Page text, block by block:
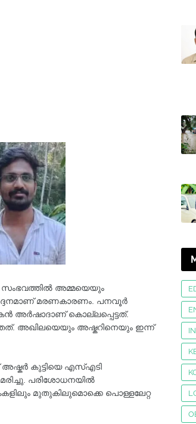
സംഭവത്തിൽ അമ്മയെയും
മരണകാരണം. പനവൂർ
അർഷാദാണ് കൊല്ലപ്പെട്ടത്.
അഖിലയെയും അഷ്കറിനെയും ഇന്ന്
കുട്ടിയെ എസ്എടി
പരിശോധനയിൽ
മുതുകിലുമൊക്കെ പൊള്ളലേറ്റ